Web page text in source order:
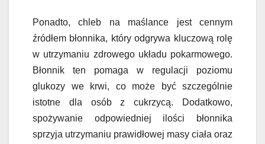
Ponadto, chleb na maślance jest cennym
źródłem błonnika, który odgrywa kluczową rolę
w utrzymaniu zdrowego układu pokarmowego.
Błonnik ten pomaga w regulacji poziomu
glukozy we krwi, co może być szczególnie
istotne dla osób z cukrzycą. Dodatkowo,
spożywanie odpowiedniej ilości błonnika
sprzyja utrzymaniu prawidłowej masy ciała oraz